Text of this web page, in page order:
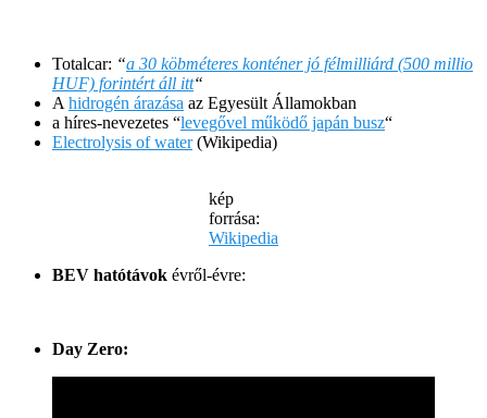
Totalcar: “a 30 köbméteres konténer jó félmilliárd (500 millio
HUF) forintért áll itt“
A hidrogén árazása az Egyesült Államokban
a híres-nevezetes “levegővel működő japán busz“
Electrolysis of water(Wikipedia)
kép
forrása:
Wikipedia
BEV hatótávok évről-évre:
Day Zero: